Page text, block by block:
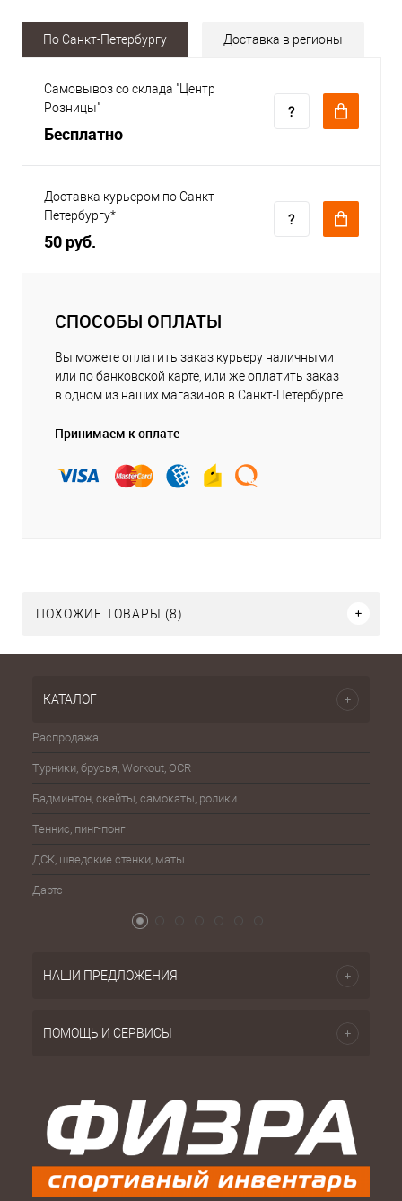
По Санкт-Петербургу Доставка в регионы
Самовывоз со склада "Центр
Розницы"
Бесплатно
Доставка курьером по Санкт-
Петербургу*
50 руб.
СПОСОБЫ ОПЛАТЫ
Вы можете оплатить заказ курьеру наличными
или по банковской карте, или же оплатить заказ
в одном из наших магазинов в Санкт-Петербурге.
Принимаем к оплате
ПОХОЖИЕ ТОВАРЫ (8)
КАТАЛОГ
Распродажа
Турники, брусья, Workout, OCR
Бадминтон, скейты, самокаты, ролики
Теннис, пинг-понг
ДСК, шведские стенки, маты
Дартс
НАШИ ПРЕДЛОЖЕНИЯ
ПОМОЩЬ И СЕРВИСЫ